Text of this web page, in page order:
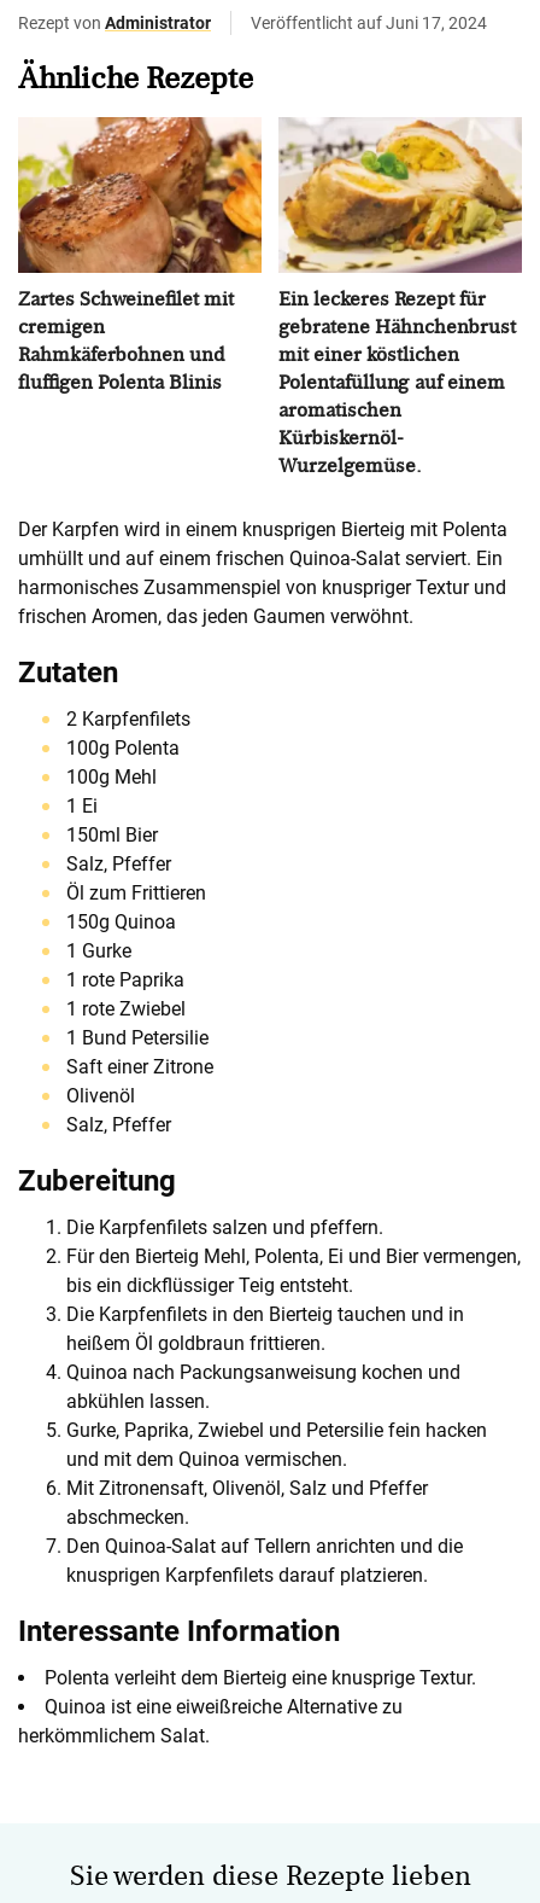
Rezept von Administrator Veröffentlicht auf Juni 17, 2024
Ähnliche Rezepte
Zartes Schweinefilet mit
cremigen
Rahmkäferbohnen und
fluffigen Polenta Blinis
Ein leckeres Rezept für
gebratene Hähnchenbrust
mit einer köstlichen
Polentafüllung auf einem
aromatischen
Kürbiskernöl-
Wurzelgemüse.
Der Karpfen wird in einem knusprigen Bierteig mit Polenta
umhüllt und auf einem frischen Quinoa-Salat serviert. Ein
harmonisches Zusammenspiel von knuspriger Textur und
frischen Aromen, das jeden Gaumen verwöhnt.
Zutaten
2 Karpfenfilets
100g Polenta
100g Mehl
1 Ei
150ml Bier
Salz, Pfeffer
Öl zum Frittieren
150g Quinoa
1 Gurke
1 rote Paprika
1 rote Zwiebel
1 Bund Petersilie
Saft einer Zitrone
Olivenöl
Salz, Pfeffer
Zubereitung
Die Karpfenfilets salzen und pfeffern.
Für den Bierteig Mehl, Polenta, Ei und Bier vermengen,
bis ein dickflüssiger Teig entsteht.
Die Karpfenfilets in den Bierteig tauchen und in
heißem Öl goldbraun frittieren.
Quinoa nach Packungsanweisung kochen und
abkühlen lassen.
Gurke, Paprika, Zwiebel und Petersilie fein hacken
und mit dem Quinoa vermischen.
Mit Zitronensaft, Olivenöl, Salz und Pfeffer
abschmecken.
Den Quinoa-Salat auf Tellern anrichten und die
knusprigen Karpfenfilets darauf platzieren.
Interessante Information
Polenta verleiht dem Bierteig eine knusprige Textur.
Quinoa ist eine eiweißreiche Alternative zu
herkömmlichem Salat.
Sie werden diese Rezepte lieben